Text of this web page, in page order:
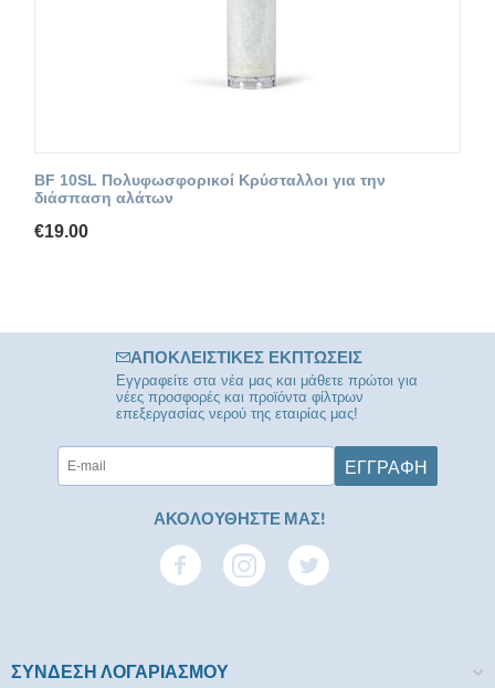
BF 10SL Πολυφωσφορικοί Κρύσταλλοι για την
διάσπαση αλάτων
€19.00
ΑΠΟΚΛΕΙΣΤΙΚΈΣ ΕΚΠΤΏΣΕΙΣ
Εγγραφείτε στα νέα μας και μάθετε πρώτοι για
νέες προσφορές και προϊόντα φίλτρων
επεξεργασίας νερού της εταιρίας μας!
ΕΓΓΡΑΦΉ
ΑΚΟΛΟΥΘΗΣΤΕ ΜΑΣ!
ΣΥΝΔΕΣΗ ΛΟΓΑΡΙΑΣΜΟΥ​